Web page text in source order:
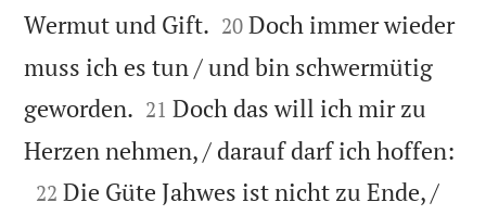
Wermut und Gift. 

20 Doch immer wieder
muss ich es tun / und bin schwermütig
geworden. 

21 Doch das will ich mir zu
Herzen nehmen, / darauf darf ich hoffen:

22 Die Güte Jahwes ist nicht zu Ende, /